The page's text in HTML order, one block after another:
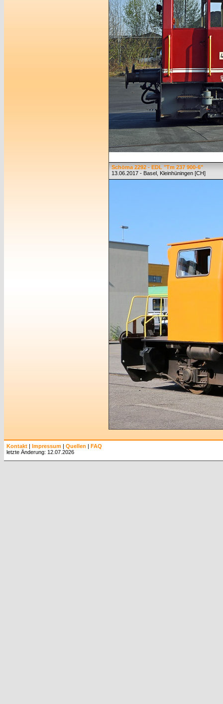
Schöma 2292 - EDL "Tm 237 900-6"
13.06.2017 - Basel, Kleinhüningen [CH]
Kontakt | Impressum | Quellen | FAQ
letzte Änderung: 12.07.2026